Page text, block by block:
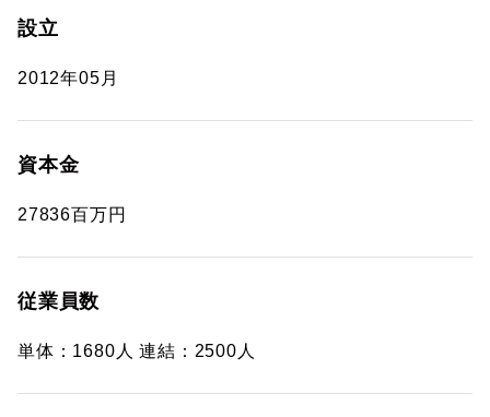
設立
2012年05月
資本金
27836百万円
従業員数
単体：1680人 連結：2500人